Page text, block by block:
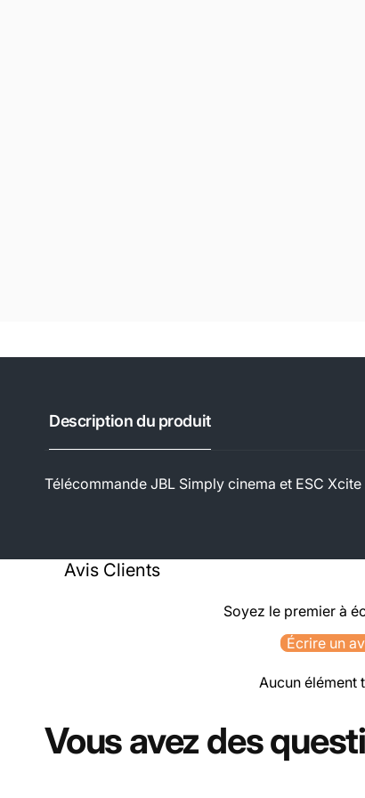
Description du produit
Télécommande JBL Simply cinema et ESC Xcite
Avis Clients
Soyez le premier à
Écrire un
Aucun élément
Vous avez des